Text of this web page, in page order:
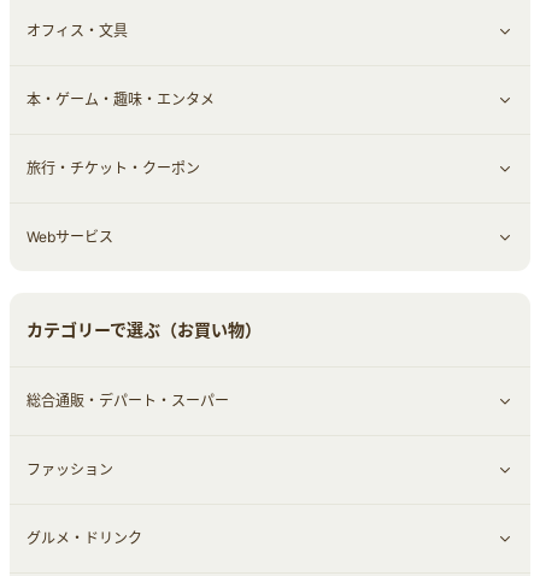
不動産
引越し
エコ・エネルギー
車情報・カーシェア・レンタル
ギフト・贈答品
すべて見る
習い事・学習・学校
仕事・転職
オフィス・文具
すべて見る
オフィス・文具
本・ゲーム・趣味・エンタメ
すべて見る
ゲーム・趣味
旅行・チケット・クーポン
すべて見る
Webサービス
カテゴリーで選ぶ（お買い物）
総合通販・デパート・スーパー
すべて見る
総合通販
ファッション
すべて見る
グルメ・ドリンク